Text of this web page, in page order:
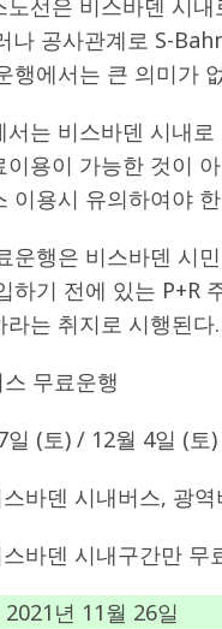
07-27 ] 튀빙겐대, ‘독일어권
07-20 ] 7.23 접수마감] 제108
07-20 ]
“정체성은 연결의 자산
07-20 ]
김담예 아동을 소개 합
선은 비스바덴 시
나 공사관계로 S-
행에서는 큰 의미가
서는 비스바덴 시내
이용이 가능한 것이
이용시 유의하여야
운행은 비스바덴 시
하기 전에 있는 P+R
라는 취지로 시행된다.
무료운행
일 (토) / 12월 4일 (토)
바덴 시내버스, 광역
바덴 시내구간만 무
년 11월 26일